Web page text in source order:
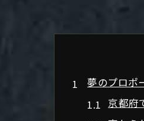
夢のプロポ
京都府